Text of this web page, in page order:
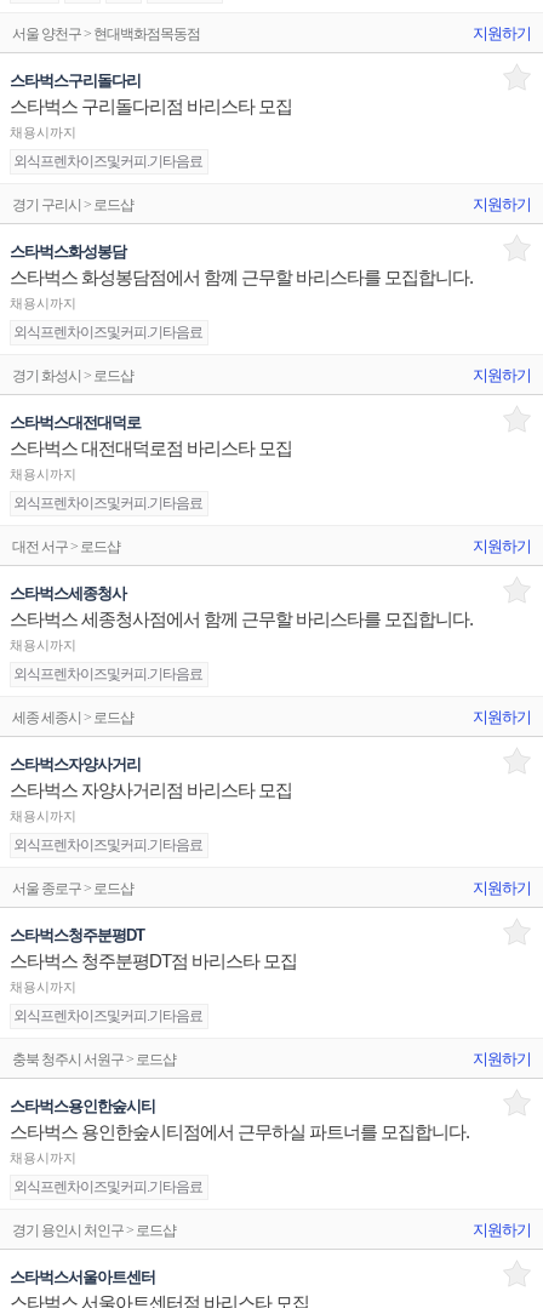
서울 양천구 > 현대백화점목동점 지원하기
스타벅스구리돌다리
스타벅스 구리돌다리점 바리스타 모집
채용시까지
외식프렌차이즈및커피.기타음료
경기 구리시 > 로드샵 지원하기
스타벅스화성봉담
스타벅스 화성봉담점에서 함꼐 근무할 바리스타를 모집합니다.
채용시까지
외식프렌차이즈및커피.기타음료
경기 화성시 > 로드샵 지원하기
스타벅스대전대덕로
스타벅스 대전대덕로점 바리스타 모집
채용시까지
외식프렌차이즈및커피.기타음료
대전 서구 > 로드샵 지원하기
스타벅스세종청사
스타벅스 세종청사점에서 함께 근무할 바리스타를 모집합니다.
채용시까지
외식프렌차이즈및커피.기타음료
세종 세종시 > 로드샵 지원하기
스타벅스자양사거리
스타벅스 자양사거리점 바리스타 모집
채용시까지
외식프렌차이즈및커피.기타음료
서울 종로구 > 로드샵 지원하기
스타벅스청주분평DT
스타벅스 청주분평DT점 바리스타 모집
채용시까지
외식프렌차이즈및커피.기타음료
충북 청주시 서원구 > 로드샵 지원하기
스타벅스용인한숲시티
스타벅스 용인한숲시티점에서 근무하실 파트너를 모집합니다.
채용시까지
외식프렌차이즈및커피.기타음료
경기 용인시 처인구 > 로드샵 지원하기
스타벅스서울아트센터
스타벅스 서울아트센터점 바리스타 모집